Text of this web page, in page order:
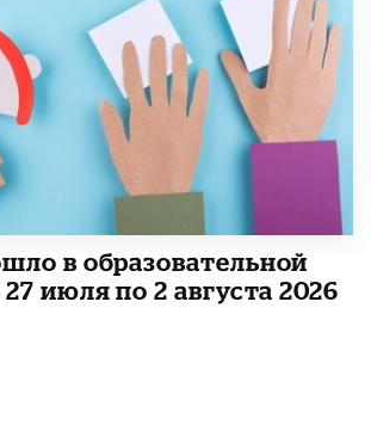
в образовательной
июля по 2 августа 2026